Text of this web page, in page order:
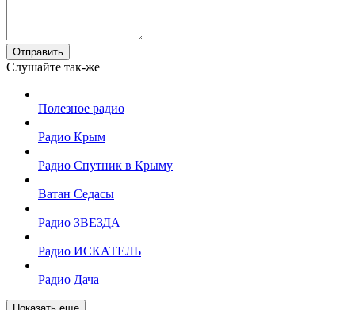
Отправить
Слушайте так-же
Полезное радио
Радио Крым
Радио Спутник в Крыму
Ватан Седасы
Радио ЗВЕЗДА
Радио ИСКАТЕЛЬ
Радио Дача